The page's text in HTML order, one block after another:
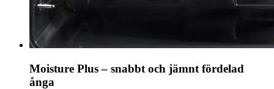
Moisture Plus – snabbt och jämnt fördelad
ånga